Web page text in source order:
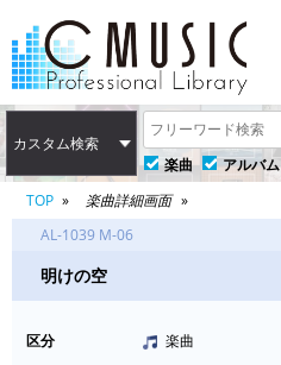
カスタム検索
楽曲
アルバム
TOP
楽曲詳細画面
AL-1039 M-06
明けの空
区分
楽曲